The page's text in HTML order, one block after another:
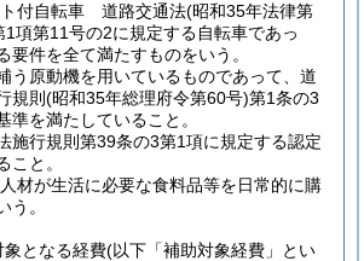
付自転車 道路交通法(昭和35年法律第
1項第11号の2に規定する自転車であっ
要件を全て満たすものをいう。
う原動機を用いているものであって、道
規則 (昭和35年総理府令第60号)第1条の3
準を満たしていること。
施行規則第39条の3第1項に規定する認定
こと。
材が生活に必要な食料品等を日常的に購
う。
象となる経費(以下「補助対象経費」とい